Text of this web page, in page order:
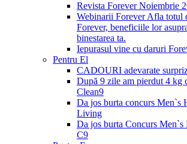
Revista Forever Noiembrie
Webinarii Forever Afla totul
Forever, beneficiile lor
binestarea ta.
Iepurasul vine cu daruri
Pentru El
CADOURI adevarate
După 9 zile am pierdut 4 kg
Clean9
Da jos burta concurs Men`s
Living
Da jos burta Concurs Men`s
C9